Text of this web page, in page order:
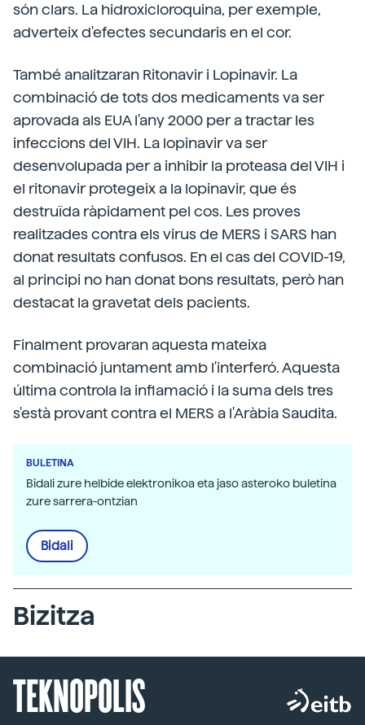
són clars. La hidroxicloroquina, per exemple,
adverteix d'efectes secundaris en el cor.
També analitzaran Ritonavir i Lopinavir. La
combinació de tots dos medicaments va ser
aprovada als EUA l'any 2000 per a tractar les
infeccions del VIH. La lopinavir va ser
desenvolupada per a inhibir la proteasa del VIH i
el ritonavir protegeix a la lopinavir, que és
destruïda ràpidament pel cos. Les proves
realitzades contra els virus de MERS i SARS han
donat resultats confusos. En el cas del COVID-19,
al principi no han donat bons resultats, però han
destacat la gravetat dels pacients.
Finalment provaran aquesta mateixa
combinació juntament amb l'interferó. Aquesta
última controla la inflamació i la suma dels tres
s'està provant contra el MERS a l'Aràbia Saudita.
BULETINA
Bidali zure helbide elektronikoa eta jaso asteroko buletina
zure sarrera-ontzian
Bidali
Bizitza
TEKNOPOLIS